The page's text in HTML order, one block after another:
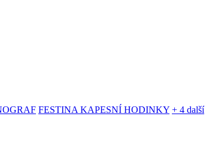
FESTINA KAPESNÍ HODINKY + 4 další